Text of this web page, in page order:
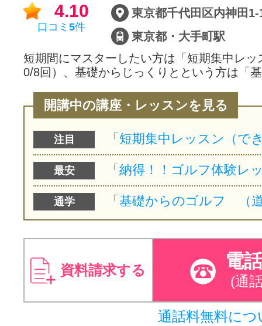
4.10
口コミ 5件
東京都千代田区内神田
東京都・大手町駅
短期間にマスターしたい方は「短期集中レッ
0/8回）、基礎からじっくりとという方は「
開講中の講座・レッスンを見る
注目
最安
通学
資料請求する 電
(通
通話料無料につ